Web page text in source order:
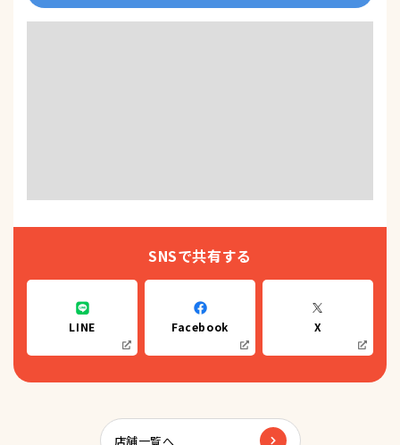
SNSで共有する
LINE Facebook X
店舗一覧へ